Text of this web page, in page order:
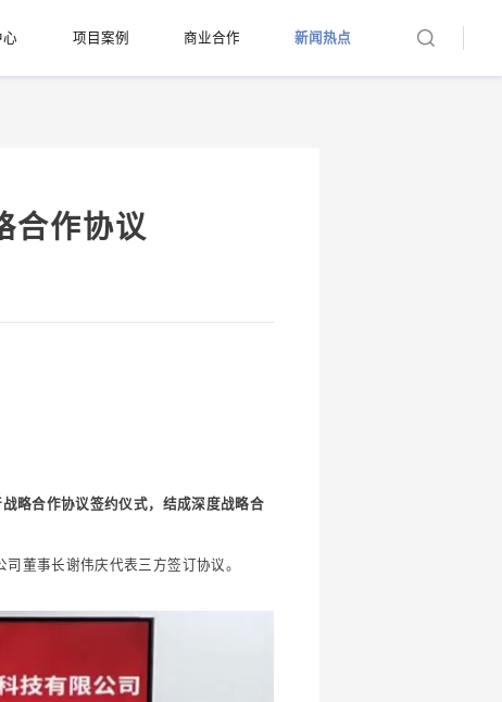
心 项目案例 商业合作 新闻热点
合作协议
略合作协议签约仪式，结成深度战略合
董事长谢伟庆代表三方签订协议。